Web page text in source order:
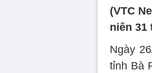
(VTC
niên 31
Ngày
tỉnh Bà